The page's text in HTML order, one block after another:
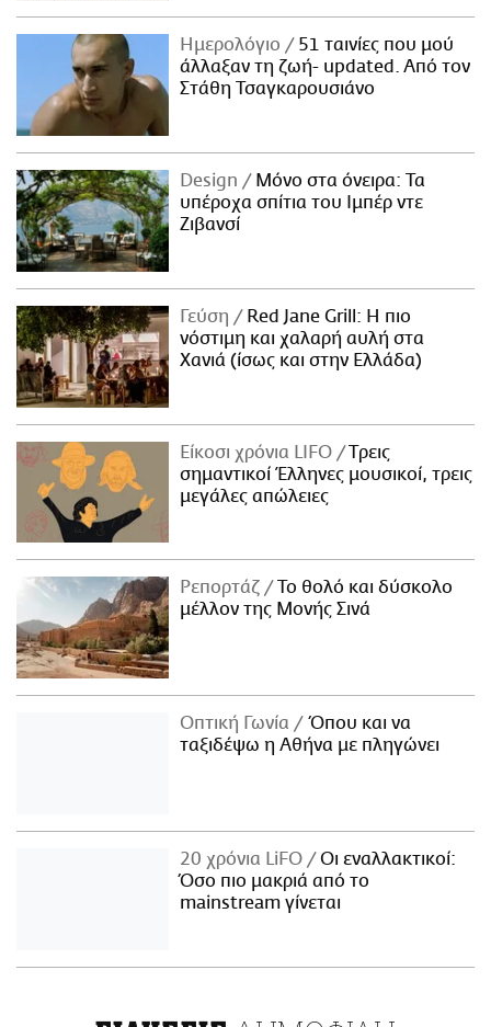
Ημερολόγιο
51 ταινίες που μού
άλλαξαν τη ζωή- updated. Aπό τον
Στάθη Τσαγκαρουσιάνο
Design
Μόνο στα όνειρα: Τα
υπέροχα σπίτια του Ιμπέρ ντε
Ζιβανσί
Γεύση
Red Jane Grill: Η πιο
νόστιμη και χαλαρή αυλή στα
Χανιά (ίσως και στην Ελλάδα)
Είκοσι χρόνια LIFO
Tρεις
σημαντικοί Έλληνες μουσικοί, τρεις
μεγάλες απώλειες
Ρεπορτάζ
Το θολό και δύσκολο
μέλλον της Μονής Σινά
Οπτική Γωνία
Όπου και να
ταξιδέψω η Αθήνα με πληγώνει
20 χρόνια LiFO
Οι εναλλακτικοί:
Όσο πιο μακριά από το
mainstream γίνεται